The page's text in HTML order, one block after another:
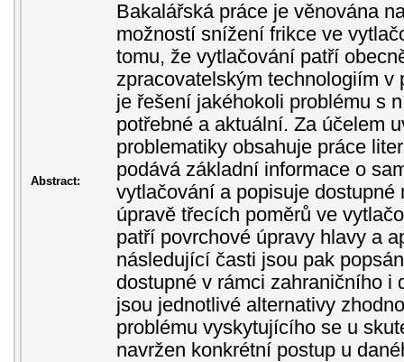
Abstract:
Bakalářská práce je věnována
možností snížení frikce ve
tomu, že vytlačování patří
zpracovatelským technologiím v
je řešení jakéhokoli problému s
potřebné a aktuální. Za účelem
problematiky obsahuje práce
podává základní informace o
vytlačování a popisuje dostupné
úpravě třecích poměrů ve
patří povrchové úpravy hlavy a
následující časti jsou pak
dostupné v rámci zahraničního i
jsou jednotlivé alternativy
problému vyskytujícího se u
navržen konkrétní postup u